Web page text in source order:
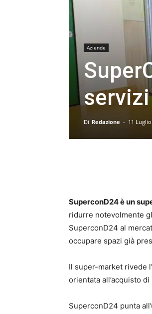
Aziende
servizi
Di Redazione - 11 Luglio
SuperconD24 è un
ridurre notevolmente
SuperconD24 al
occupare spazi già
Il super-market rivede
orientata all’acquisto
SuperconD24 punta